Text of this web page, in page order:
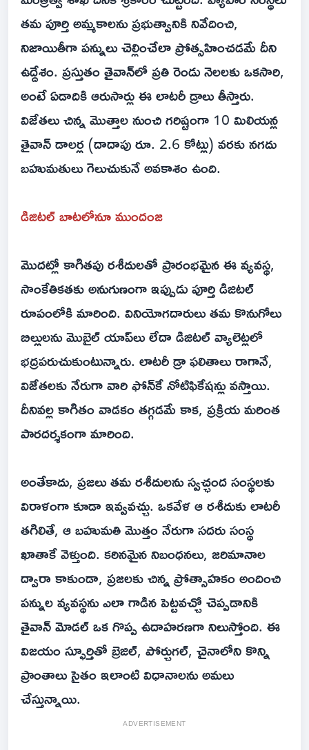
తమ పూర్తి అమ్మకాలను ప్రభుత్వానికి నివేదించి,
నిజాయితీగా పన్నులు చెల్లించేలా ప్రోత్సహించడమే దీని
ఉద్దేశం. ప్రస్తుతం తైవాన్‌లో ప్రతి రెండు నెలలకు ఒకసారి,
అంటే ఏడాదికి ఆరుసార్లు ఈ లాటరీ డ్రాలు తీస్తారు.
విజేతలు చిన్న మొత్తాల నుంచి గరిష్టంగా 10 మిలియన్ల
తైవాన్ డాలర్ల (దాదాపు రూ. 2.6 కోట్లు) వరకు నగదు
బహుమతులు గెలుచుకునే అవకాశం ఉంది.
డిజిటల్ బాటలోనూ ముందంజ
మొదట్లో కాగితపు రశీదులతో ప్రారంభమైన ఈ వ్యవస్థ,
సాంకేతికతకు అనుగుణంగా ఇప్పుడు పూర్తి డిజిటల్
రూపంలోకి మారింది. వినియోగదారులు తమ కొనుగోలు
బిల్లులను మొబైల్ యాప్‌లు లేదా డిజిటల్ వ్యాలెట్లలో
భద్రపరుచుకుంటున్నారు. లాటరీ డ్రా ఫలితాలు రాగానే,
విజేతలకు నేరుగా వారి ఫోన్‌కే నోటిఫికేషన్లు వస్తాయి.
దీనివల్ల కాగితం వాడకం తగ్గడమే కాక, ప్రక్రియ మరింత
పారదర్శకంగా మారింది.
అంతేకాదు, ప్రజలు తమ రశీదులను స్వచ్ఛంద సంస్థలకు
విరాళంగా కూడా ఇవ్వవచ్చు. ఒకవేళ ఆ రశీదుకు లాటరీ
తగిలితే, ఆ బహుమతి మొత్తం నేరుగా సదరు సంస్థ
ఖాతాకే వెళ్తుంది. కఠినమైన నిబంధనలు, జరిమానాల
ద్వారా కాకుండా, ప్రజలకు చిన్న ప్రోత్సాహకం అందించి
పన్నుల వ్యవస్థను ఎలా గాడిన పెట్టవచ్చో చెప్పడానికి
తైవాన్ మోడల్ ఒక గొప్ప ఉదాహరణగా నిలుస్తోంది. ఈ
విజయం స్ఫూర్తితో బ్రెజిల్, పోర్చుగల్, చైనాలోని కొన్ని
ప్రాంతాలు సైతం ఇలాంటి విధానాలను అమలు
చేస్తున్నాయి.
ADVERTISEMENT